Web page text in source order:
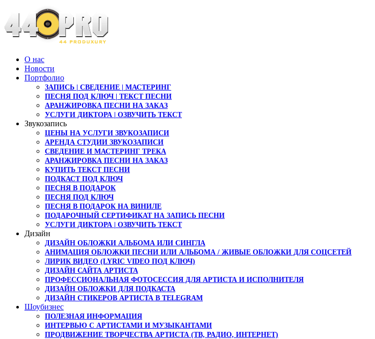
О нас
Новости
Портфолио
ЗАПИСЬ | СВЕДЕНИЕ | МАСТЕРИНГ
ПЕСНЯ ПОД КЛЮЧ | ТЕКСТ ПЕСНИ
АРАНЖИРОВКА ПЕСНИ НА ЗАКАЗ
УСЛУГИ ДИКТОРА | ОЗВУЧИТЬ ТЕКСТ
Звукозапись
ЦЕНЫ НА УСЛУГИ ЗВУКОЗАПИСИ
АРЕНДА СТУДИИ ЗВУКОЗАПИСИ
СВЕДЕНИЕ И МАСТЕРИНГ ТРЕКА
АРАНЖИРОВКА ПЕСНИ НА ЗАКАЗ
КУПИТЬ ТЕКСТ ПЕСНИ
ПОДКАСТ ПОД КЛЮЧ
ПЕСНЯ В ПОДАРОК
ПЕСНЯ ПОД КЛЮЧ
ПЕСНЯ В ПОДАРОК НА ВИНИЛЕ
ПОДАРОЧНЫЙ СЕРТИФИКАТ НА ЗАПИСЬ ПЕСНИ
УСЛУГИ ДИКТОРА | ОЗВУЧИТЬ ТЕКСТ
Дизайн
ДИЗАЙН ОБЛОЖКИ АЛЬБОМА ИЛИ СИНГЛА
АНИМАЦИЯ ОБЛОЖКИ ПЕСНИ ИЛИ АЛЬБОМА / ЖИВЫЕ ОБЛОЖКИ ДЛЯ СОЦСЕТЕЙ
ЛИРИК ВИДЕО (LYRIC VIDEO ПОД КЛЮЧ)
ДИЗАЙН САЙТА АРТИСТА
ПРОФЕССИОНАЛЬНАЯ ФОТОСЕССИЯ ДЛЯ АРТИСТА И ИСПОЛНИТЕЛЯ
ДИЗАЙН ОБЛОЖКИ ДЛЯ ПОДКАСТА
ДИЗАЙН СТИКЕРОВ АРТИСТА В TELEGRAM
Шоубизнес
ПОЛЕЗНАЯ ИНФОРМАЦИЯ
ИНТЕРВЬЮ С АРТИСТАМИ И МУЗЫКАНТАМИ
ПРОДВИЖЕНИЕ ТВОРЧЕСТВА АРТИСТА (ТВ, РАДИО, ИНТЕРНЕТ)